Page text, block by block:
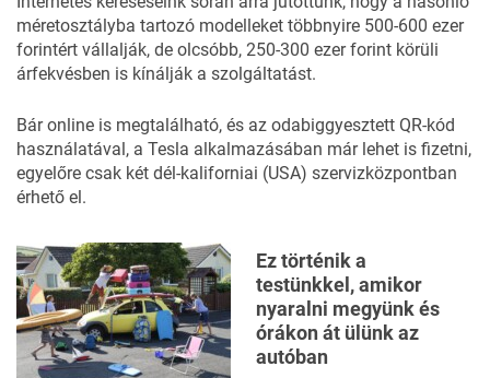
méretosztályba tartozó modelleket többnyire 500-600 ezer
forintért vállalják, de olcsóbb, 250-300 ezer forint körüli
árfekvésben is kínálják a szolgáltatást.
Báronline is megtalálható, és az odabiggyesztett QR-kód
használatával, a Tesla alkalmazásában már lehet is fizetni,
egyelőre csak két dél-kaliforniai (USA) szervizközpontban
érhető el.
Ez történik a
testünkkel, amikor
nyaralni megyünk és
órákon át ülünk az
autóban